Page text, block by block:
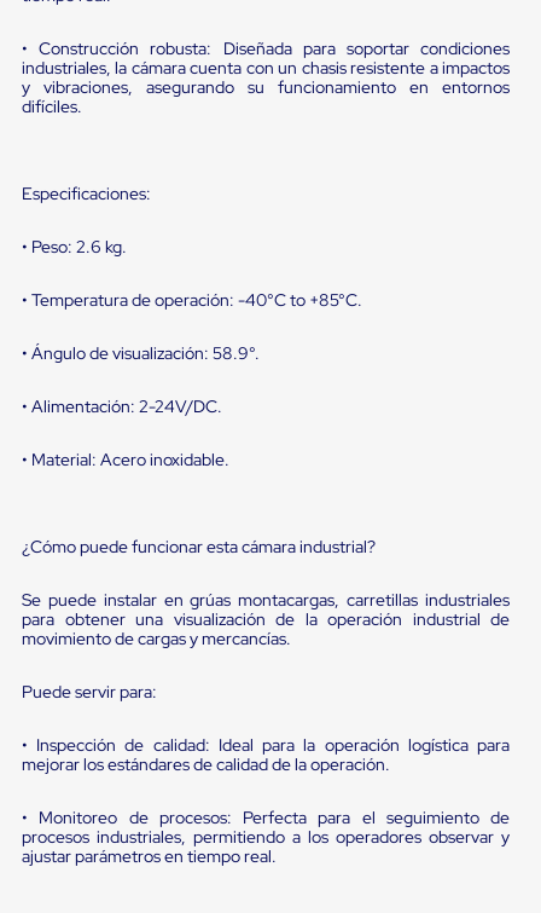
Cabezal
Colgante
Cortina
Retenedores
retención
ruedas
Retenedores
andén
Retenedores
de
Transportes
Controles
Muelle/Andén
Controles
de
de
Muelle/Andén
Integral
de
carga
Diablito
• Construcción robusta: Diseñada para soportar condiciones
industriales, la cámara cuenta con un chasis resistente a impactos
y vibraciones, asegurando su funcionamiento en entornos
difíciles.
Especificaciones:
• Peso: 2.6 kg.
• Temperatura de operación: -40°C to +85°C.
• Ángulo de visualización: 58.9°.
• Alimentación: 2-24V/DC.
• Material: Acero inoxidable.
¿Cómo puede funcionar esta cámara industrial?
Se puede instalar en grúas montacargas, carretillas industriales
para obtener una visualización de la operación industrial de
movimiento de cargas y mercancías.
Puede servir para:
• Inspección de calidad: Ideal para la operación logística para
mejorar los estándares de calidad de la operación.
• Monitoreo de procesos: Perfecta para el seguimiento de
procesos industriales, permitiendo a los operadores observar y
ajustar parámetros en tiempo real.